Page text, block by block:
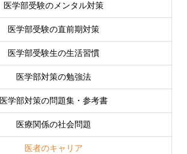
医学部受験のメンタル対策
医学部受験の直前期対策
医学部受験生の生活習慣
医学部対策の勉強法
医学部対策の問題集・参考書
医療関係の社会問題
医者のキャリア